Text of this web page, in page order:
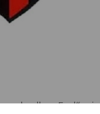
schnellen Esel“